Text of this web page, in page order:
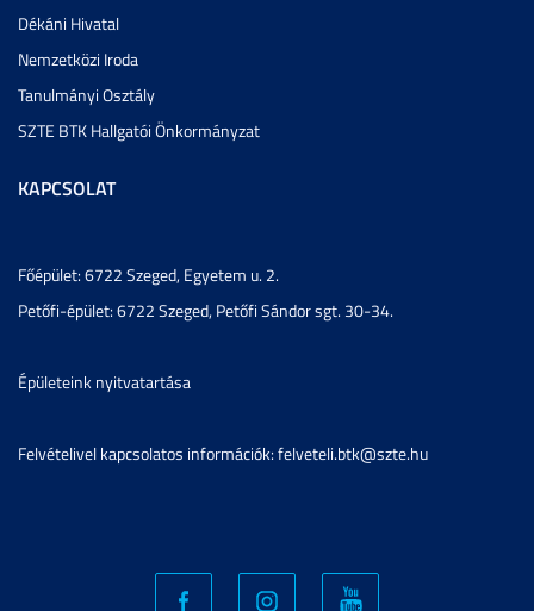
Dékáni Hivatal
Nemzetközi Iroda
Tanulmányi Osztály
SZTE BTK Hallgatói Önkormányzat
KAPCSOLAT
Főépület: 6722 Szeged, Egyetem u. 2.
Petőfi-épület: 6722 Szeged, Petőfi Sándor sgt. 30-34.
Épületeink nyitvatartása
Felvételivel kapcsolatos információk: felveteli.btk@szte.hu